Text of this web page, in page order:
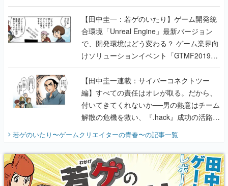
のいたり】
【田中圭一：若ゲのいたり】ゲーム開発統
合環境「Unreal Engine」最新バージョン
で、開発環境はどう変わる？ ゲーム業界向
けソリューションイベント「GTMF2019」
に行って、より理解を深めよう【PR】
【田中圭一連載：サイバーコネクトツー
編】すべての責任はオレが取る。だから、
付いてきてくれないか──男の熱意はチーム
解散の危機を救い、『.hack』成功の活路を
『少年ジャンプ』色だった【若ゲのいた
り】
若ゲのいたり〜ゲームクリエイターの青春〜の記事一覧